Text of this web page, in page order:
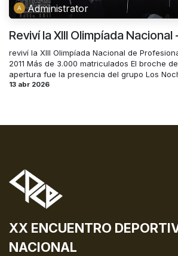
Administrator
Reviví la XIII Olimpíada Nacional
reviví la XIII Olimpíada Nacional de
2011 Más de 3.000 matriculados El broche
apertura fue la presencia del grupo Los
13 abr 2026
XX ENCUENTRO
NACIONAL